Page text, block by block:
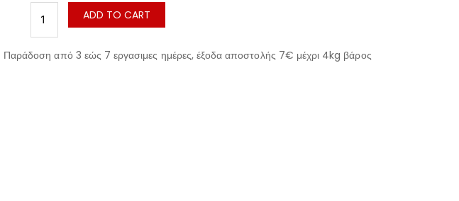
ADD TO CART
Παράδοση από 3 εώς 7 εργασιμες ημέρες, έξοδα αποστολής 7€ μέχρι 4kg βάρος